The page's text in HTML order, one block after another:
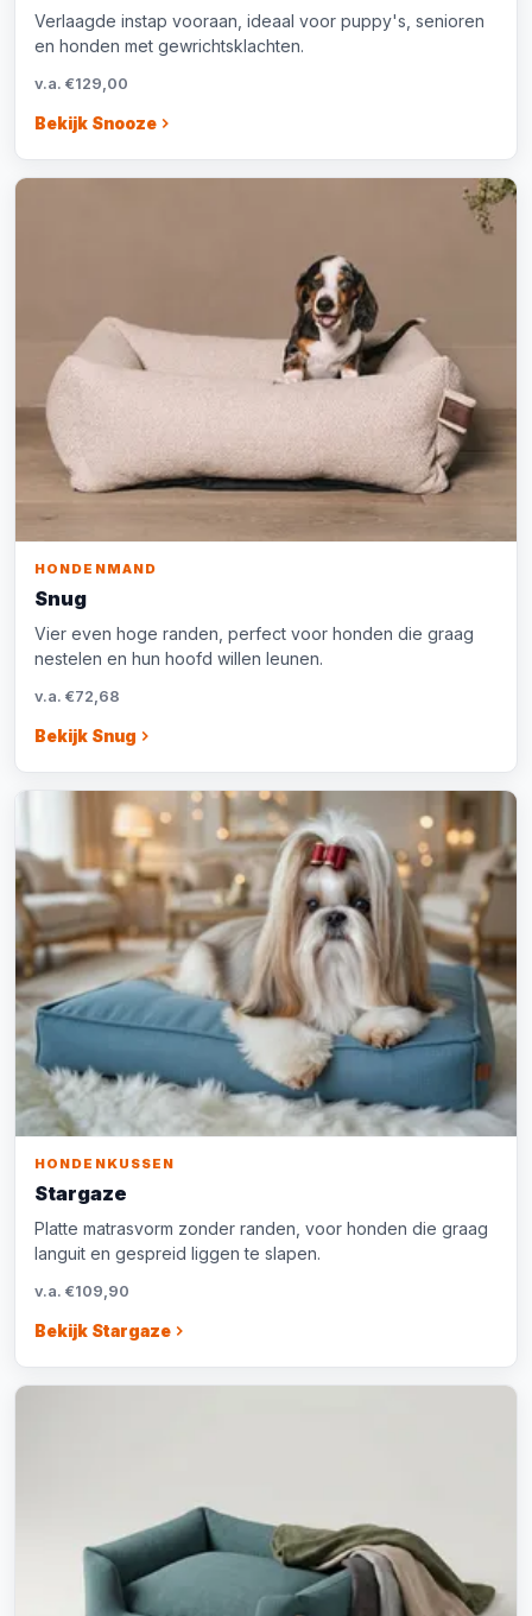
Verlaagde instap vooraan, ideaal voor puppy's, senioren
en honden met gewrichtsklachten.
v.a. €129,00
Bekijk Snooze
HONDENMAND
Snug
Vier even hoge randen, perfect voor honden die graag
nestelen en hun hoofd willen leunen.
v.a. €72,68
Bekijk Snug
HONDENKUSSEN
Stargaze
Platte matrasvorm zonder randen, voor honden die graag
languit en gespreid liggen te slapen.
v.a. €109,90
Bekijk Stargaze